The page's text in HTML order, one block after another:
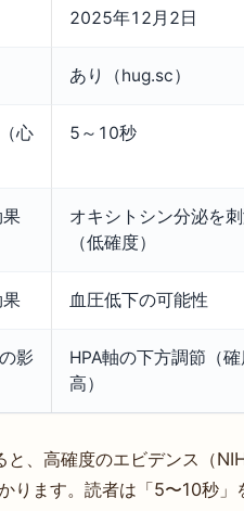
2025年12月2日
あり（hug.sc）
心
5～10秒
オキシトシン分泌を
（低確度）
血圧低下の可能性
影
HPA軸の下方調節（
高）
、高確度のエビデンス（
ります。読者は「5〜10秒」